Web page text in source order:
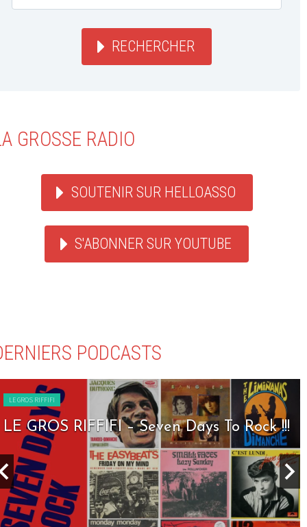
RECHERCHER
GROSSE RADIO
SOUTENIR SUR HELLOASSO
S'ABONNER SUR YOUTUBE
PODCASTS
LE GROS RIFFIFI
LE GROS RIFFIFI – Seven Days To Rock !!!